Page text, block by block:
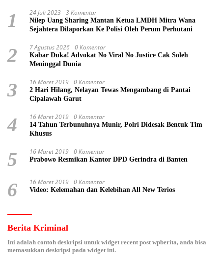
1 24 Juli 2023 3 Komentar
Nilep Uang Sharing Mantan Ketua LMDH Mitra Wana
Sejahtera Dilaporkan Ke Polisi Oleh Perum Perhutani
2 7 Agustus 2026 0 Komentar
Kabar Duka! Advokat No Viral No Justice Cak Soleh
Meninggal Dunia
3 16 Maret 2019 0 Komentar
2 Hari Hilang, Nelayan Tewas Mengambang di Pantai
Cipalawah Garut
4 16 Maret 2019 0 Komentar
14 Tahun Terbunuhnya Munir, Polri Didesak Bentuk Tim
Khusus
5 16 Maret 2019 0 Komentar
Prabowo Resmikan Kantor DPD Gerindra di Banten
6 16 Maret 2019 0 Komentar
Video: Kelemahan dan Kelebihan All New Terios
Berita Kriminal
Ini adalah contoh deskripsi untuk widget recent post wpberita, anda bisa
memasukkan deskripsi pada widget ini.